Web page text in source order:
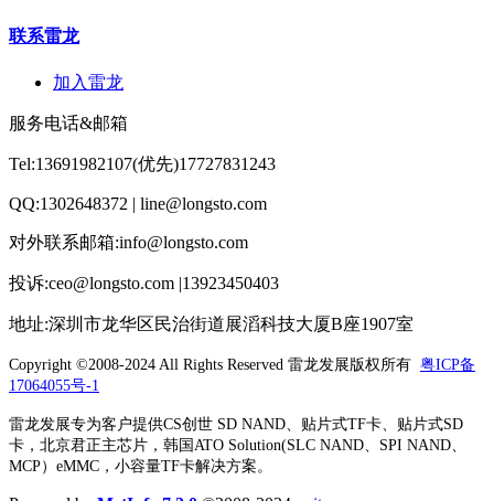
联系雷龙
加入雷龙
服务电话&邮箱
Tel:13691982107(优先)17727831243
QQ:1302648372 | line@longsto.com
对外联系邮箱:info@longsto.com
投诉:ceo@longsto.com |13923450403
地址:深圳市龙华区民治街道展滔科技大厦B座1907室
Copyright ©2008-2024 All Rights Reserved 雷龙发展版权所有 粤ICP备
17064055号-1
雷龙发展专为客户提供CS创世 SD NAND、贴片式TF卡、贴片式SD
卡，北京君正主芯片，韩国ATO Solution(SLC NAND、SPI NAND、
MCP）eMMC，小容量TF卡解决方案。